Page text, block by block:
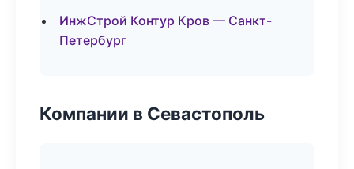
ИнжСтрой Контур Кров — Санкт-
Петербург
Компании в Севастополь